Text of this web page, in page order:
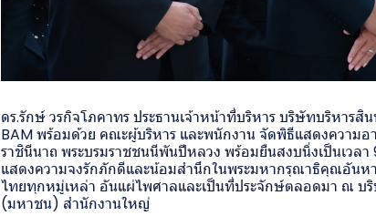
ดร.รักษ์ วรกิจโภคาทร ประธานเจ้าหน้าที่บริหาร บริษัทบริหา
BAM พร้อมด้วย คณะผู้บริหาร และพนักงาน จัดพิธีแสดงความอ
ราชินีนาถ พระบรมราชชนนีพันปีหลวง พร้อมยืนสงบนิ่งเป็นเวล
แสดงความจงรักภักดีและน้อมสำนึกในพระมหากรุณาธิคุณอัน
ไทยทุกหมู่เหล่า อันแผ่ไพศาลและเป็นที่ประจักษ์ตลอดมา ณ บ
(มหาชน) สำนักงานใหญ่